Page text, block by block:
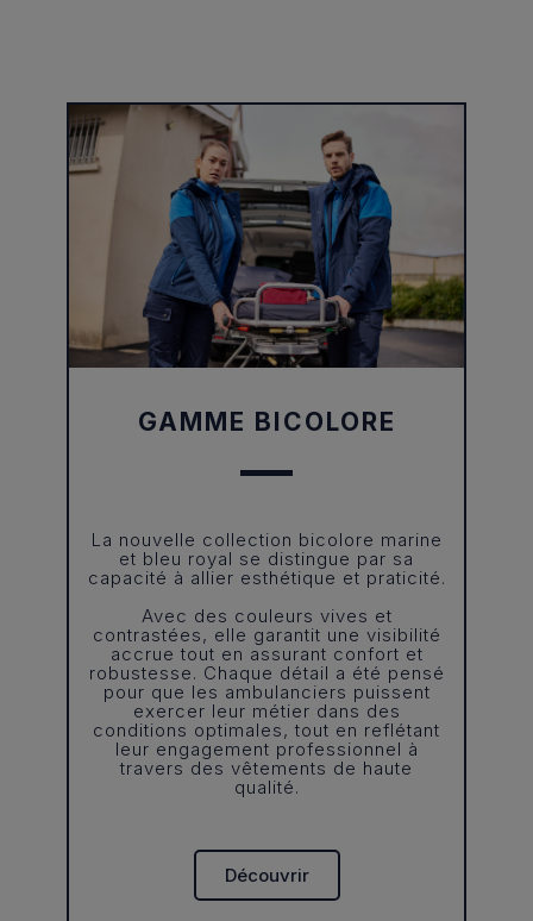
GAMME BICOLORE
La nouvelle collection bicolore marine
et bleu royal se distingue par sa
capacité à allier esthétique et praticité.
Avec des couleurs vives et
contrastées, elle garantit une visibilité
accrue tout en assurant confort et
robustesse. Chaque détail a été pensé
pour que les ambulanciers puissent
exercer leur métier dans des
conditions optimales, tout en reflétant
leur engagement professionnel à
travers des vêtements de haute
qualité.
Découvrir